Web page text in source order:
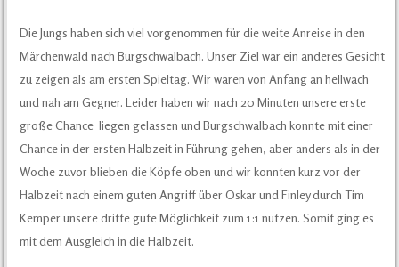
Die Jungs haben sich viel vorgenommen für die weite Anreise in den
Märchenwald nach Burgschwalbach. Unser Ziel war ein anderes Gesicht
zu zeigen als am ersten Spieltag. Wir waren von Anfang an hellwach
und nah am Gegner. Leider haben wir nach 20 Minuten unsere erste
große Chance liegen gelassen und Burgschwalbach konnte mit einer
Chance in der ersten Halbzeit in Führung gehen, aber anders als in der
Woche zuvor blieben die Köpfe oben und wir konnten kurz vor der
Halbzeit nach einem guten Angriff über Oskar und Finley durch Tim
Kemper unsere dritte gute Möglichkeit zum 1:1 nutzen. Somit ging es
mit dem Ausgleich in die Halbzeit.